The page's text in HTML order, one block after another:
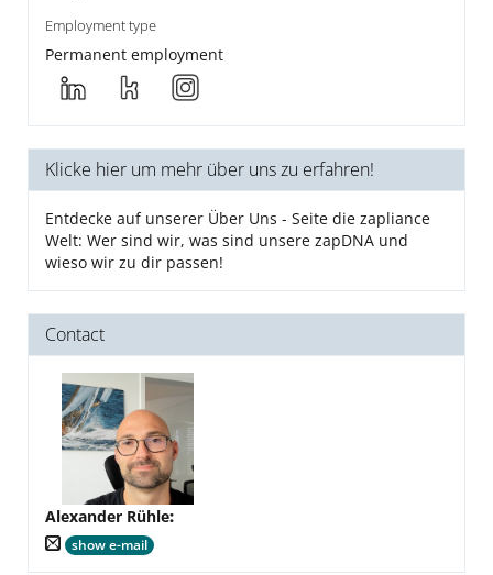
Employment type
Permanent employment
Klicke hier um mehr über uns zu erfahren!
Entdecke auf unserer Über Uns - Seite die zapliance
Welt: Wer sind wir, was sind unsere zapDNA und
wieso wir zu dir passen!
Contact
Alexander Rühle:
show e-mail